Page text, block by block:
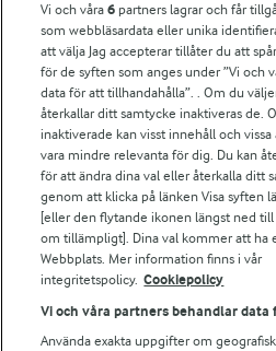
För ägare
Arlas kundportal
Arla.com
Falbygdens Ost
Arla webbshop
Bildbank
Följ oss
Vi och våra6 partners lagrar och får
som webbläsardata eller unika
att välja Jag accepterar tillåter du att
för de syften som anges under ”Vi och
data för att tillhandahålla”. . Om du
återkallar ditt samtycke inaktiveras de.
inaktiverade kan visst innehåll och
vara mindre relevanta för dig. Du kan
för att ändra dina val eller återkalla ditt
genom att klicka på länken Visa syften
[eller den flytande ikonen längst ned till
om tillämpligt]. Dina val kommer att ha
Webbplats. Mer information finns i vår
integritetspolicy. Cookiepolicy
Vi och våra partners behandlar
Använda exakta uppgifter om